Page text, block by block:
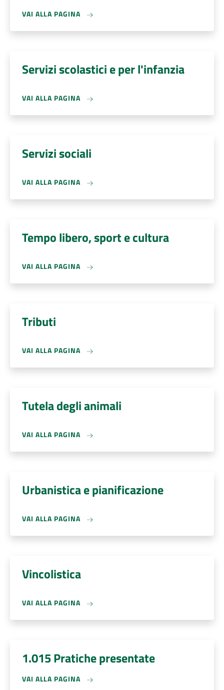
VAI ALLA PAGINA
Servizi scolastici e per l'infanzia
VAI ALLA PAGINA
Servizi sociali
VAI ALLA PAGINA
Tempo libero, sport e cultura
VAI ALLA PAGINA
Tributi
VAI ALLA PAGINA
Tutela degli animali
VAI ALLA PAGINA
Urbanistica e pianificazione
VAI ALLA PAGINA
Vincolistica
VAI ALLA PAGINA
1.015 Pratiche presentate
VAI ALLA PAGINA